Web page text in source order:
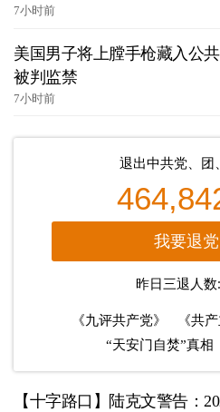
7小时前
美国男子将上膛手枪藏入公
被判监禁
7小时前
退出中共党、团
我要退
昨日三退人数:
《九评共产党》
《共
“天安门自焚”真相
【十字路口】陆克文警告：